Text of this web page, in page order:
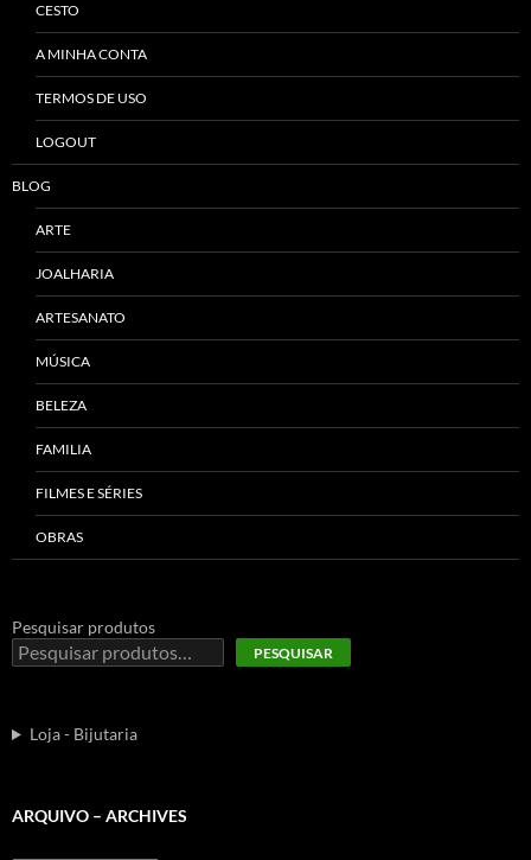
CESTO
A MINHA CONTA
TERMOS DE USO
LOGOUT
BLOG
ARTE
JOALHARIA
ARTESANATO
MÚSICA
BELEZA
FAMILIA
FILMES E SÉRIES
OBRAS
Pesquisar produtos
PESQUISAR
Loja - Bijutaria
ARQUIVO – ARCHIVES